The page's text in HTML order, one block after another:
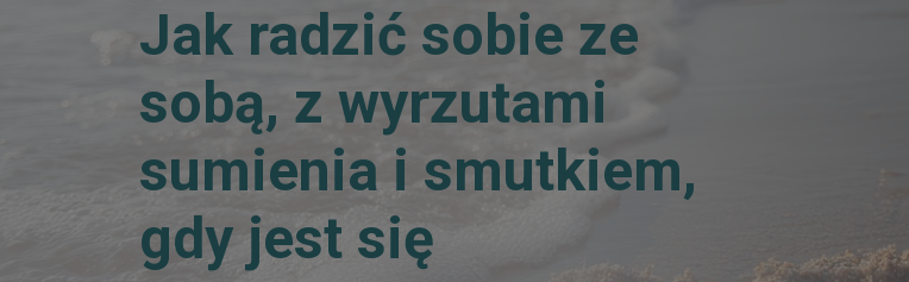
Jak radzić sobie ze
sobą, z wyrzutami
sumienia i smutkiem,
gdy jest się